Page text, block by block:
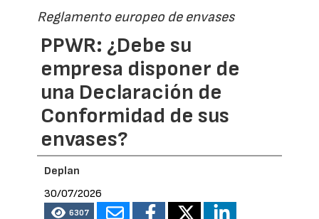
Reglamento europeo de envases
PPWR: ¿Debe su
empresa disponer de
una Declaración de
Conformidad de sus
envases?
Deplan
30/07/2026
6307